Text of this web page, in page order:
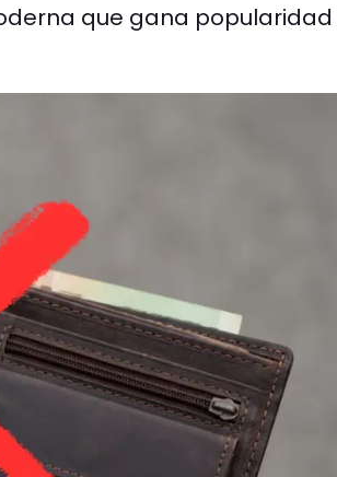
que gana